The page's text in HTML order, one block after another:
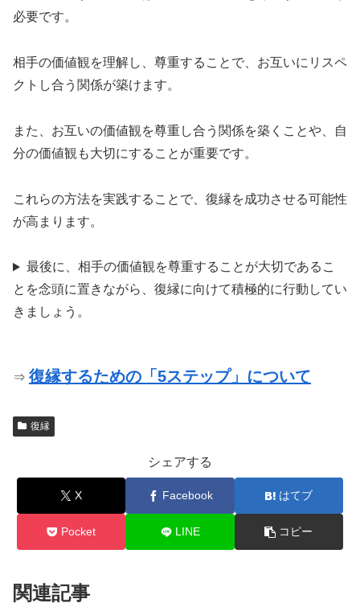
必要です。
相手の価値観を理解し、尊重することで、お互いにリスペ
クトし合う関係が築けます。
また、お互いの価値観を尊重し合う関係を築くことや、自
分の価値観も大切にすることが重要です。
これらの方法を実践することで、復縁を成功させる可能性
が高まります。
最後に、相手の価値観を尊重することが大切であるこ
とを念頭に置きながら、復縁に向けて積極的に行動してい
きましょう。
⇒ 復縁するための「5ステップ」について
復縁
シェアする
X Facebook はてブ
Pocket LINE コピー
関連記事